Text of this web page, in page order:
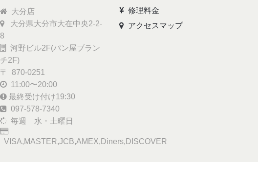
大分店
大分県大分市大在中央2-2-
8
河野ビル2F(パン屋ブラン
チ2F)
〒 870-0251
11:00〜20:00
最終受け付け19:30
097-578-7340
毎週 水・土曜日
VISA,MASTER,JCB,AMEX,Diners,DISCOVER
修理料金
アクセスマップ